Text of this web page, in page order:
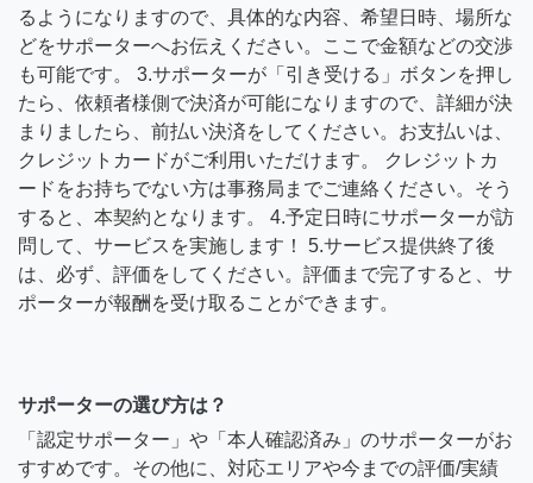
るようになりますので、具体的な内容、希望日時、場所な
どをサポーターへお伝えください。ここで金額などの交渉
も可能です。 3.サポーターが「引き受ける」ボタンを押し
たら、依頼者様側で決済が可能になりますので、詳細が決
まりましたら、前払い決済をしてください。お支払いは、
クレジットカードがご利用いただけます。 クレジットカ
ードをお持ちでない方は事務局までご連絡ください。そう
すると、本契約となります。 4.予定日時にサポーターが訪
問して、サービスを実施します！ 5.サービス提供終了後
は、必ず、評価をしてください。評価まで完了すると、サ
ポーターが報酬を受け取ることができます。
サポーターの選び方は？
「認定サポーター」や「本人確認済み」のサポーターがお
すすめです。その他に、対応エリアや今までの評価/実績